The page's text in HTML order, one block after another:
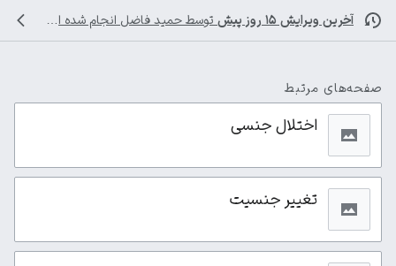
آخرین ویرایش ۱۵ روز پیش توسط حمید فاضل انجام شده است
صفحه‌های مرتبط
اختلال جنسی
تغییر جنسیت